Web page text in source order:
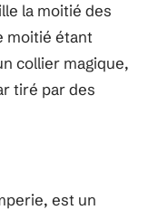
la moitié des
moitié étant
collier magique,
tiré par des
est un